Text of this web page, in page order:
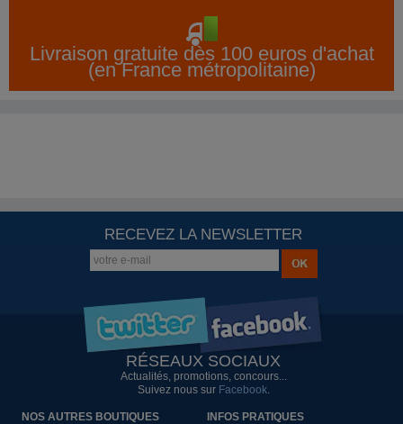
Livraison gratuite dès 100 euros d'achat
(en France métropolitaine)
RECEVEZ LA NEWSLETTER
RÉSEAUX SOCIAUX
Actualités, promotions, concours...
Suivez nous sur Facebook.
NOS AUTRES BOUTIQUES
INFOS PRATIQUES